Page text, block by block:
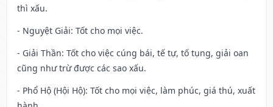
thì xấu.
- Nguyệt Giải: Tốt cho mọi việc.
- Giải Thần: Tốt cho việc cúng bái, tế tự, tố tụng, giải oan
cũng như trừ được các sao xấu.
- Phổ Hộ (Hội Hộ): Tốt cho mọi việc, làm phúc, giá thú, xuất